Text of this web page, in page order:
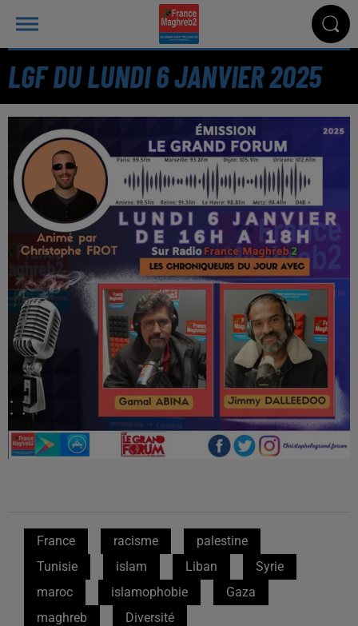
LGF DU LUNDI 6 JANVIER 2025
France racisme
palestine
Tunisie
islam Liban
Syrie
maroc
islamophobie
Gaza
maghreb
Diversité